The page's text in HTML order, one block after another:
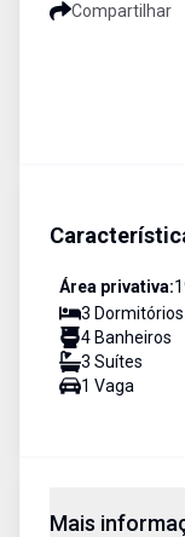
Compartilhar
Área privativa:
3 Dormitórios
4 Banheiros
3 Suítes
1 Vaga
Mais